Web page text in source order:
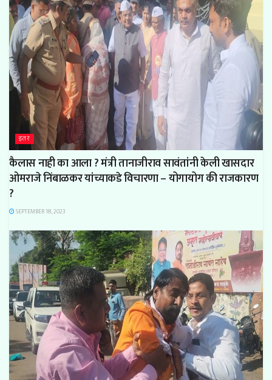
इतर
कैलास नाही का आला ? मंत्री तानाजीराव सावंतांनी केली खासदार
ओमराजे निंबाळकर यांच्याकडे विचारणा – योगायोग की राजकारण
?
SEPTEMBER 18, 2023